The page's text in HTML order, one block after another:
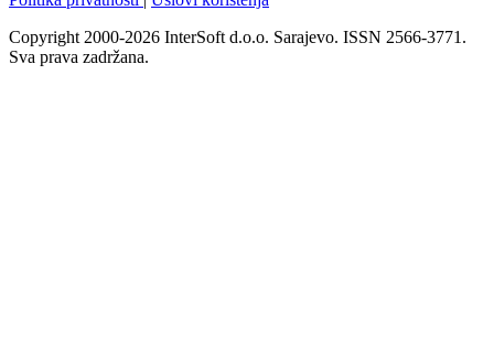
Copyright 2000-2026 InterSoft d.o.o. Sarajevo. ISSN 2566-3771.
Sva prava zadržana.